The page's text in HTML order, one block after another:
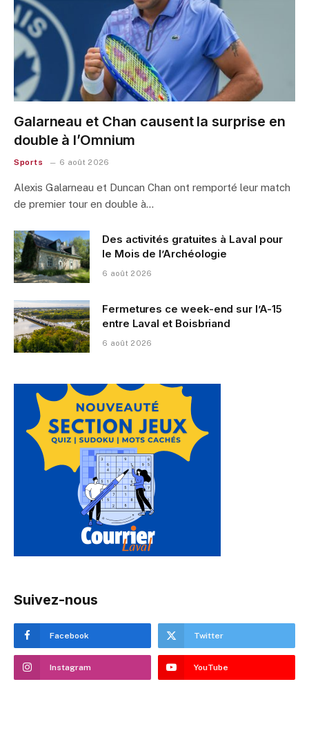
Galarneau et Chan causent la surprise en
double à l’Omnium
Sports 6 août 2026
Alexis Galarneau et Duncan Chan ont remporté leur match
de premier tour en double à…
Des activités gratuites à Laval pour
le Mois de l’Archéologie
6 août 2026
Fermetures ce week-end sur l’A-15
entre Laval et Boisbriand
6 août 2026
Suivez-nous
Facebook Twitter
Instagram YouTube